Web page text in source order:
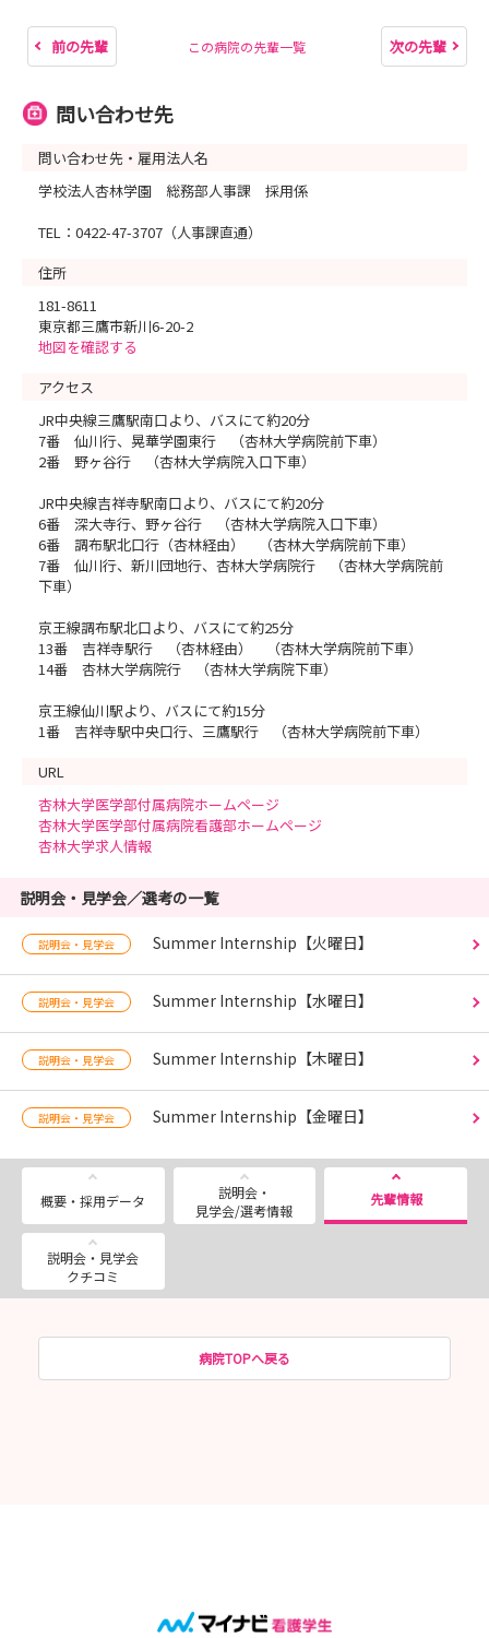
前の先輩 この病院の先輩一覧 次の先輩
問い合わせ先
問い合わせ先・雇用法人名
学校法人杏林学園 総務部人事課 採用係
TEL：0422-47-3707（人事課直通）
住所
181-8611
東京都三鷹市新川6-20-2
地図を確認する
アクセス
JR中央線三鷹駅南口より、バスにて約20分
7番 仙川行、晃華学園東行 （杏林大学病院前下車）
2番 野ヶ谷行 （杏林大学病院入口下車）
JR中央線吉祥寺駅南口より、バスにて約20分
6番 深大寺行、野ヶ谷行 （杏林大学病院入口下車）
6番 調布駅北口行（杏林経由） （杏林大学病院前下車）
7番 仙川行、新川団地行、杏林大学病院行 （杏林大学病院前
下車）
京王線調布駅北口より、バスにて約25分
13番 吉祥寺駅行 （杏林経由） （杏林大学病院前下車）
14番 杏林大学病院行 （杏林大学病院下車）
京王線仙川駅より、バスにて約15分
1番 吉祥寺駅中央口行、三鷹駅行 （杏林大学病院前下車）
URL
杏林大学医学部付属病院ホームページ
杏林大学医学部付属病院看護部ホームページ
杏林大学求人情報
説明会・見学会／選考の一覧
説明会・見学会 Summer Internship【火曜日】
説明会・見学会 Summer Internship【水曜日】
説明会・見学会 Summer Internship【木曜日】
説明会・見学会 Summer Internship【金曜日】
概要・採用データ
説明会・
見学会/選考情報
先輩情報
説明会・見学会
クチコミ
病院TOPへ戻る